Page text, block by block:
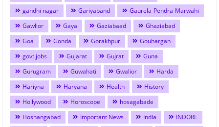
gandhi nagar
Gariyaband
Gaurela-Pendra-Marwahi
Gawlior
Gaya Gaziabaad
Ghaziabad
Goa
Gonda Gorakhpur
Gouhargan
govt.jobs
Gujarat Gujrat
Guna
Gurugram
Guwahati Gwalior
Harda
Hariyna
Haryana Health
History
Hollywood
Horoscope
hosagabade
Hoshangabad
Important News India
INDORE